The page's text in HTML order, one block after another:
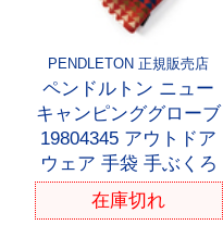
PENDLETON 正規販売店
ペンドルトン ニュー
キャンピンググローブ
19804345 アウトドア
ウェア 手袋 手ぶくろ
在庫切れ